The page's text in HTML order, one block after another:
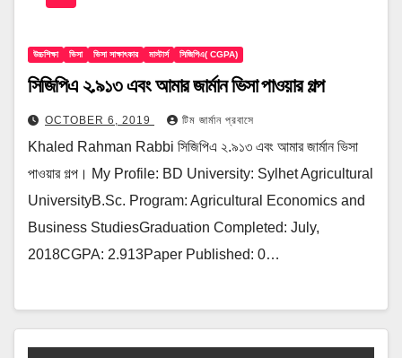
উচ্চশিক্ষা ভিসা ভিসা সাক্ষাৎকার মাস্টার্স সিজিপিএ( CGPA)
সিজিপিএ ২.৯১৩ এবং আমার জার্মান ভিসা পাওয়ার গল্প
OCTOBER 6, 2019 টিম জার্মান প্রবাসে
Khaled Rahman Rabbi সিজিপিএ ২.৯১৩ এবং আমার জার্মান ভিসা
পাওয়ার গল্প। My Profile: BD University: Sylhet Agricultural
UniversityB.Sc. Program: Agricultural Economics and
Business StudiesGraduation Completed: July,
2018CGPA: 2.913Paper Published: 0…